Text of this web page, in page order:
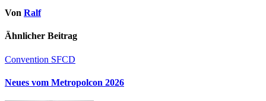
Von Ralf
Ähnlicher Beitrag
Convention SFCD
Neues vom Metropolcon 2026